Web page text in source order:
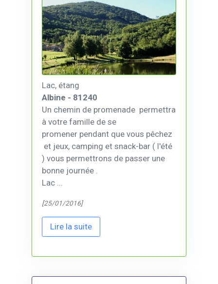
Lac, étang
Albine - 81240
Un chemin de promenade permettra
à votre famille de se
promener pendant que vous pêchez
et jeux, camping et snack-bar ( l'été
) vous permettrons de passer une
bonne journée .
Lac ...
[25/01/2016]
Lire la suite